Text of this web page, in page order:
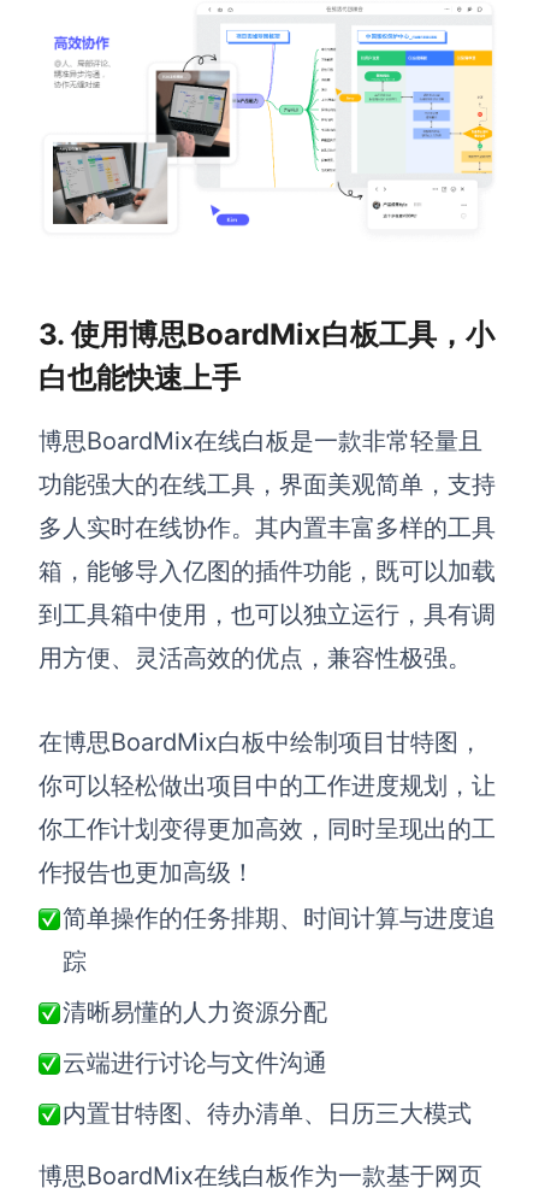
3. 使用博思BoardMix白板工具，小
白也能快速上手
博思BoardMix在线白板是一款非常轻量且
功能强大的在线工具， 界面美观简单， 支持
多人实时在线协作。其内置丰富多样的工具
箱，能够导入亿图的插件功能，既可以加载
到工具箱中使用，也可以独立运行，具有调
用方便、灵活高效的优点，兼容性极强。
在博思BoardMix白板中绘制 项目甘特图，
你可以轻松做出项目中的工作进度规划，让
你工作计划变得更加高效，同时呈现出的工
作报告也更加高级！
简单操作的任务排期、时间计算与进度追
踪
清晰易懂的人力资源分配
云端进行讨论与文件沟通
内置甘特图、待办清单、日历三大模式
博思BoardMix在线白板作为一款基于网页